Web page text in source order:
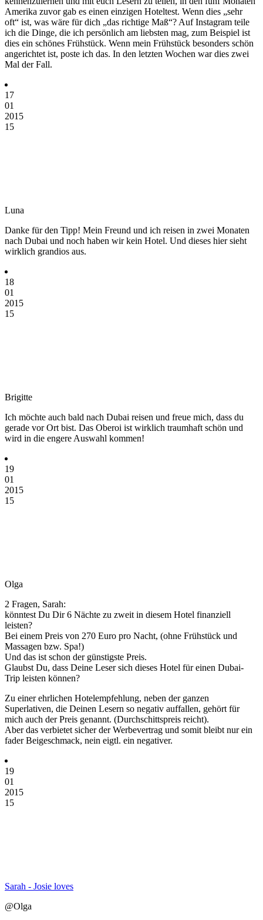
Amerika zuvor gab es einen einzigen Hoteltest. Wenn dies „sehr
oft“ ist, was wäre für dich „das richtige Maß“? Auf Instagram teile
ich die Dinge, die ich persönlich am liebsten mag, zum Beispiel ist
dies ein schönes Frühstück. Wenn mein Frühstück besonders schön
angerichtet ist, poste ich das. In den letzten Wochen war dies zwei
Mal der Fall.
17
01
2015
15
Luna
Danke für den Tipp! Mein Freund und ich reisen in zwei Monaten
nach Dubai und noch haben wir kein Hotel. Und dieses hier sieht
wirklich grandios aus.
18
01
2015
15
Brigitte
Ich möchte auch bald nach Dubai reisen und freue mich, dass du
gerade vor Ort bist. Das Oberoi ist wirklich traumhaft schön und
wird in die engere Auswahl kommen!
19
01
2015
15
Olga
2 Fragen, Sarah:
könntest Du Dir 6 Nächte zu zweit in diesem Hotel finanziell
leisten?
Bei einem Preis von 270 Euro pro Nacht, (ohne Frühstück und
Massagen bzw. Spa!)
Und das ist schon der günstigste Preis.
Glaubst Du, dass Deine Leser sich dieses Hotel für einen Dubai-
Trip leisten können?
Zu einer ehrlichen Hotelempfehlung, neben der ganzen
Superlativen, die Deinen Lesern so negativ auffallen, gehört für
mich auch der Preis genannt. (Durchschittspreis reicht).
Aber das verbietet sicher der Werbevertrag und somit bleibt nur ein
fader Beigeschmack, nein eigtl. ein negativer.
19
01
2015
15
Sarah - Josie loves
@Olga